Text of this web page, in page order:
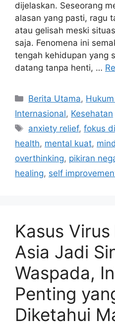
dijelaskan. Seseorang
alasan yang pasti, ragu
atau gelisah meski
saja. Fenomena ini
tengah kehidupan yang
datang tanpa henti, …
C
a
e
g
o
r
Berita Utama,
Internasional, Kesehatan
T
a
s
anxiety relief,fokus
health, mental kuat,
overthinking, pikiran
healing, self
Kasus
Asia Jadi
Waspada,
Penting
Diketahui